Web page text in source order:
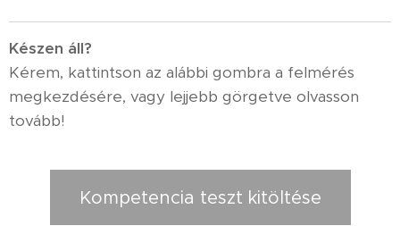
Készen áll?
Kérem, kattintson az alábbi gombra a felmérés
megkezdésére, vagy lejjebb görgetve olvasson
tovább!
Kompetencia teszt kitöltése